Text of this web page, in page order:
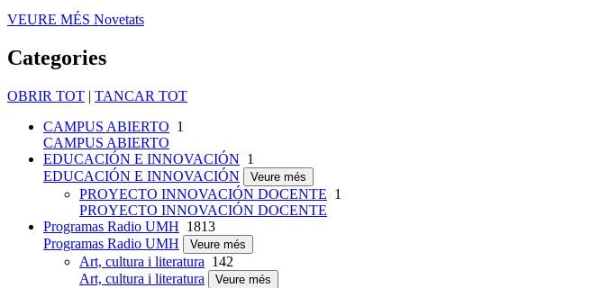
VEURE MÉS Novetats
Categories
OBRIR TOT | TANCAR TOT
CAMPUS ABIERTO 1
CAMPUS ABIERTO
EDUCACIÓN E INNOVACIÓN 1
EDUCACIÓN E INNOVACIÓN
Veure més
PROYECTO INNOVACIÓN DOCENTE 1
PROYECTO INNOVACIÓN DOCENTE
Programas Radio UMH 1813
Programas Radio UMH
Veure més
Art, cultura i literatura 142
Art, cultura i literatura
Veure més